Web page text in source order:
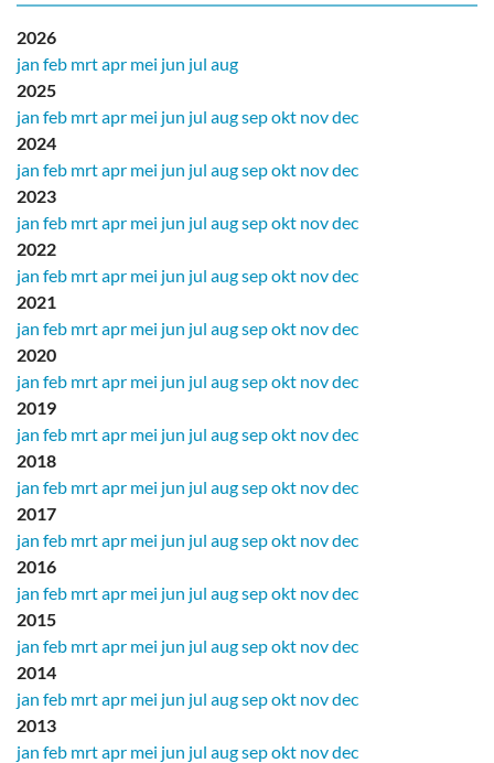
2026
jan feb mrtapr mei jun jul aug
2025
jan feb mrtapr mei jun jul augsepokt novdec
2024
jan feb mrtapr mei jun jul augsepokt novdec
2023
jan feb mrtapr mei jun jul augsepokt novdec
2022
jan feb mrtapr mei jun jul augsepokt novdec
2021
jan feb mrtapr mei jun jul augsepokt novdec
2020
jan feb mrtapr mei jun jul augsepokt novdec
2019
jan feb mrtapr mei jun jul augsepokt novdec
2018
jan feb mrtapr mei jun jul augsepokt novdec
2017
jan feb mrtapr mei jun jul augsepokt novdec
2016
jan feb mrtapr mei jun jul augsepokt novdec
2015
jan feb mrtapr mei jun jul augsepokt novdec
2014
jan feb mrtapr mei jun jul augsepokt novdec
2013
jan feb mrtapr mei jun jul augsepokt novdec